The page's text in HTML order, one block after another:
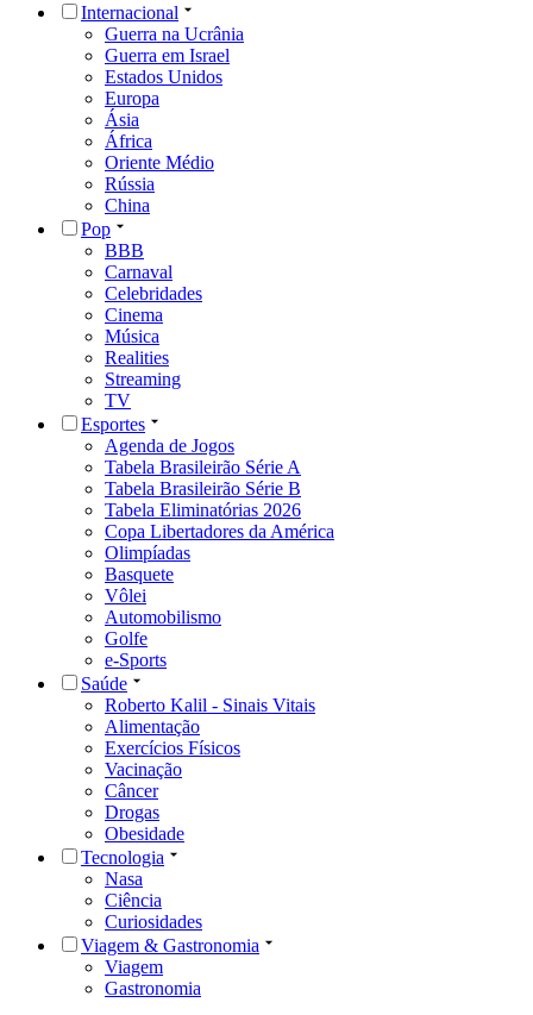
Internacional
Guerra na Ucrânia
Guerra em Israel
Estados Unidos
Europa
Ásia
África
Oriente Médio
Rússia
China
Pop
BBB
Carnaval
Celebridades
Cinema
Música
Realities
Streaming
TV
Esportes
Agenda de Jogos
Tabela Brasileirão Série A
Tabela Brasileirão Série B
Tabela Eliminatórias 2026
Copa Libertadores da América
Olimpíadas
Basquete
Vôlei
Automobilismo
Golfe
e-Sports
Saúde
Roberto Kalil - Sinais Vitais
Alimentação
Exercícios Físicos
Vacinação
Câncer
Drogas
Obesidade
Tecnologia
Nasa
Ciência
Curiosidades
Viagem & Gastronomia
Viagem
Gastronomia